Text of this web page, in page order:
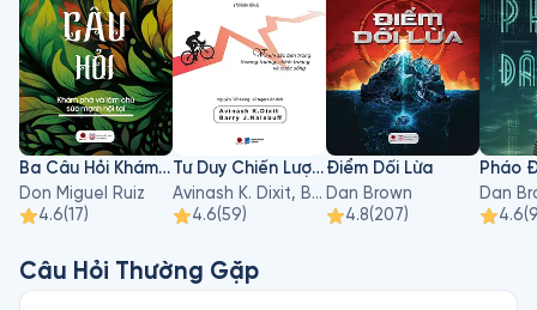
Ba Câu Hỏi Khám Phá Và Làm Chủ Sức Mạnh Nội Tại
Don Miguel Ruiz
4.6(17)
Tư Duy Chiến Lược – Lý Thuyết Trò Chơi Thực Hành
Avinash K. Dixit, Barry J. Nalebuff
4.6(59)
Điểm Dối Lừa
Dan Brown
4.8(207)
Pháo
Dan
4.6(
Câu Hỏi Thường Gặp